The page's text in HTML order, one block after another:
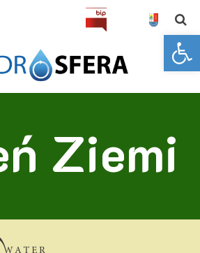
Open toolbar
Ziemi